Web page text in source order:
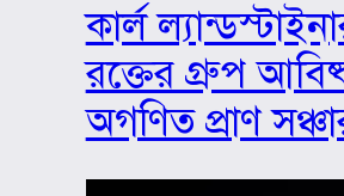
কার্ল
রক্তের গ্রুপ
অগণিত প্রাণ